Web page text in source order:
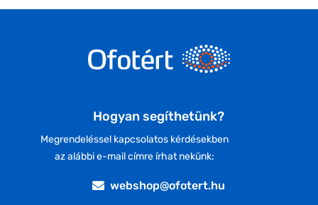
Hogyan segíthetünk?
Megrendeléssel kapcsolatos kérdésekben
az alábbi e-mail címre írhat nekünk:
webshop@ofotert.hu